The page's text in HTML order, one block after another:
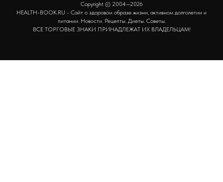
Copyright © 2004—2026
HEALTH-BOOK.RU - Сайт о здоровом образе жизни, активном долголетии и
питании. Новости. Рецепты. Диеты. Советы.
ВСЕ ТОРГОВЫЕ ЗНАКИ ПРИНАДЛЕЖАТ ИХ ВЛАДЕЛЬЦАМ!